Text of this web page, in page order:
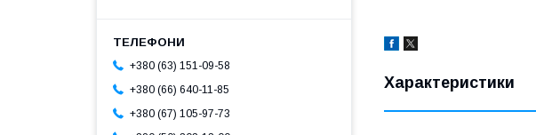
Характеристики
+380 (63) 151-09-58
+380 (66) 640-11-85
+380 (67) 105-97-73